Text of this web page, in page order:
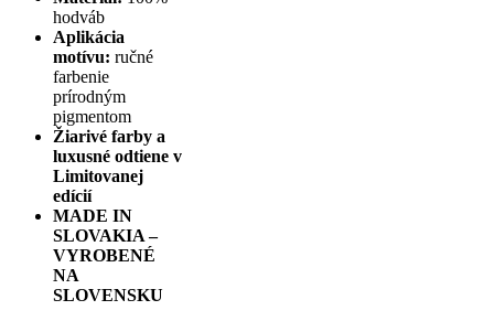
hodváb
Aplikácia
motívu: ručné
farbenie
prírodným
pigmentom
Žiarivé farby a
luxusné odtiene v
Limitovanej
edícií
MADE IN
SLOVAKIA –
VYROBENÉ
NA
SLOVENSKU